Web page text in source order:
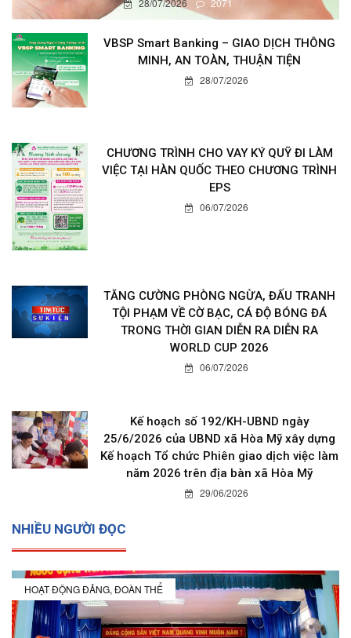
VBSP Smart Banking – GIAO DỊCH THÔNG
MINH, AN TOÀN, THUẬN TIỆN
28/07/2026
CHƯƠNG TRÌNH CHO VAY KÝ QUỸ ĐI LÀM
VIỆC TẠI HÀN QUỐC THEO CHƯƠNG TRÌNH
EPS
06/07/2026
TĂNG CƯỜNG PHÒNG NGỪA, ĐẤU TRANH
TỘI PHẠM VỀ CỜ BẠC, CÁ ĐỘ BÓNG ĐÁ
TRONG THỜI GIAN DIỄN RA DIỄN RA
WORLD CUP 2026
06/07/2026
Kế hoạch số 192/KH-UBND ngày
25/6/2026 của UBND xã Hòa Mỹ xây dựng
Kế hoạch Tổ chức Phiên giao dịch việc làm
năm 2026 trên địa bàn xã Hòa Mỹ
29/06/2026
NHIỀU NGƯỜI ĐỌC
HOẠT ĐỘNG ĐẢNG, ĐOÀN THỂ